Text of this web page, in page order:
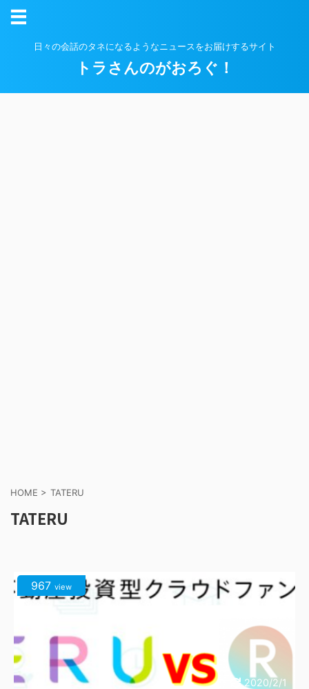
日々の会話のタネになるようなニュースをお届けするサイト
トラさんのがおろぐ！
HOME > TATERU
TATERU
2020/2/1
967 view